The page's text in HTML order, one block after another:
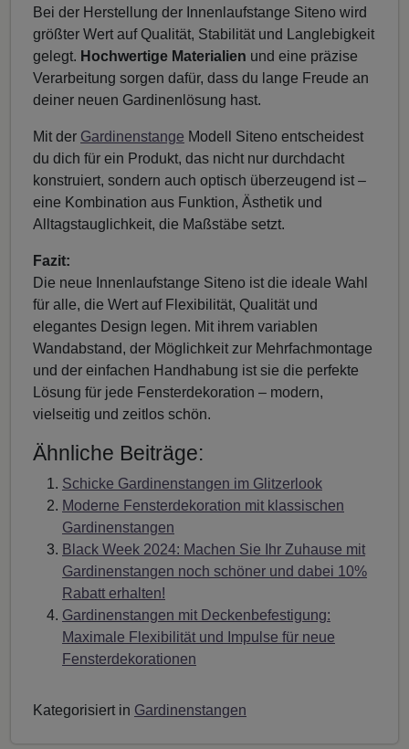
Bei der Herstellung der Innenlaufstange Siteno wird
größter Wert auf Qualität, Stabilität und Langlebigkeit
gelegt. Hochwertige Materialien und eine präzise
Verarbeitung sorgen dafür, dass du lange Freude an
deiner neuen Gardinenlösung hast.
Mit der Gardinenstange Modell Siteno entscheidest
du dich für ein Produkt, das nicht nur durchdacht
konstruiert, sondern auch optisch überzeugend ist –
eine Kombination aus Funktion, Ästhetik und
Alltagstauglichkeit, die Maßstäbe setzt.
Fazit:
Die neue Innenlaufstange Siteno ist die ideale Wahl
für alle, die Wert auf Flexibilität, Qualität und
elegantes Design legen. Mit ihrem variablen
Wandabstand, der Möglichkeit zur Mehrfachmontage
und der einfachen Handhabung ist sie die perfekte
Lösung für jede Fensterdekoration – modern,
vielseitig und zeitlos schön.
Ähnliche Beiträge:
Schicke Gardinenstangen im Glitzerlook
Moderne Fensterdekoration mit klassischen
Gardinenstangen
Black Week 2024: Machen Sie Ihr Zuhause mit
Gardinenstangen noch schöner und dabei 10%
Rabatt erhalten!
Gardinenstangen mit Deckenbefestigung:
Maximale Flexibilität und Impulse für neue
Fensterdekorationen
Kategorisiert in Gardinenstangen